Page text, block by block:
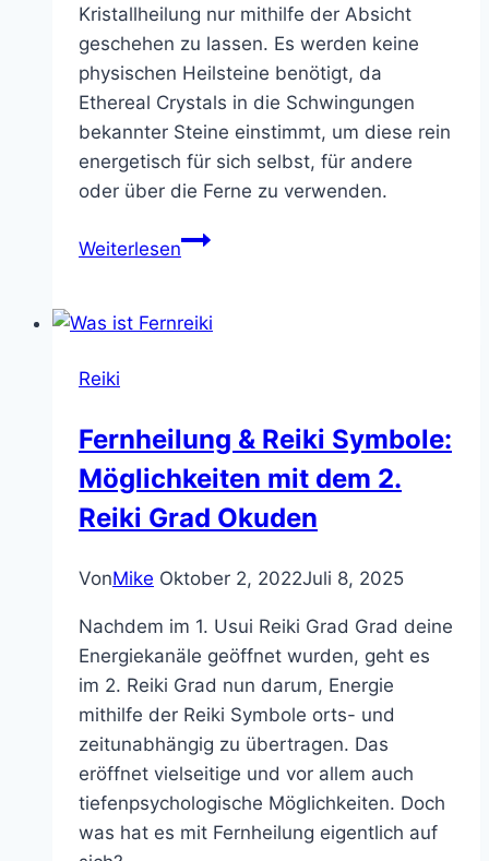
Kristallheilung nur mithilfe der Absicht
geschehen zu lassen. Es werden keine
physischen Heilsteine benötigt, da
Ethereal Crystals in die Schwingungen
bekannter Steine einstimmt, um diese rein
energetisch für sich selbst, für andere
oder über die Ferne zu verwenden.
WeiterlesenEthereal
kraftvolle
Kristallen
Reiki
Fernheilung & Reiki Symbole:
Möglichkeiten mit dem 2.
Reiki Grad Okuden
VonMike Oktober 2, 2022Juli 8, 2025
Nachdem im 1. Usui Reiki Grad Grad deine
Energiekanäle geöffnet wurden, geht es
im 2. Reiki Grad nun darum, Energie
mithilfe der Reiki Symbole orts- und
zeitunabhängig zu übertragen. Das
eröffnet vielseitige und vor allem auch
tiefenpsychologische Möglichkeiten. Doch
was hat es mit Fernheilung eigentlich auf